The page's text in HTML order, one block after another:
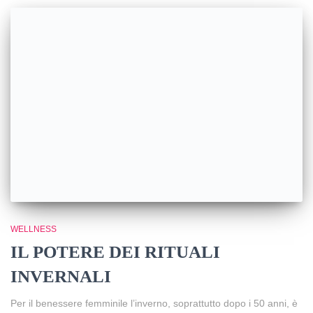
WELLNESS
IL POTERE DEI RITUALI
INVERNALI
Per il benessere femminile l’inverno, soprattutto dopo i 50 anni, è